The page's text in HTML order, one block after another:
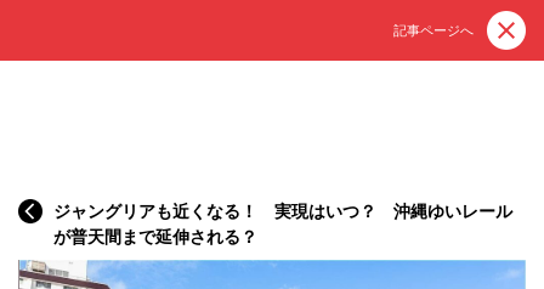
記事ページへ
ジャングリアも近くなる！ 実現はいつ？ 沖縄ゆいレール
が普天間まで延伸される？